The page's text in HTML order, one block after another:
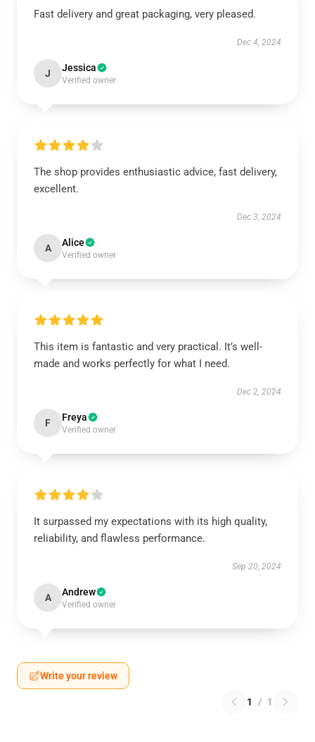
Fast delivery and great packaging, very pleased.
Dec 4, 2024
J Jessica
Verified owner
The shop provides enthusiastic advice, fast delivery,
excellent.
Dec 3, 2024
A Alice
Verified owner
This item is fantastic and very practical. It’s well-
made and works perfectly for what I need.
Dec 2, 2024
F Freya
Verified owner
It surpassed my expectations with its high quality,
reliability, and flawless performance.
Sep 20, 2024
A Andrew
Verified owner
Write your review
1 / 1